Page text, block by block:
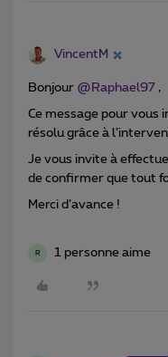
VincentM
Bonjour ​ @Raphael97 ,
Ce message pour vous
résolu grâce à
Je vous invite à
de confirmer que tout
Merci d’avance !
R 1 personne aime